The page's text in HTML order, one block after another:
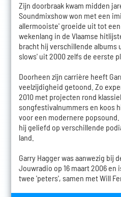
Zijn doorbraak kwam midden
Soundmixshow won met een
allermooiste' groeide uit tot
wekenlang in de Vlaamse
bracht hij verschillende albums
slows' uit 2000 zelfs de eerste
Doorheen zijn carrière heeft
veelzijdigheid getoond. Zo
2010 met projecten rond
songfestivalnummers en koos
voor een modernere
hij geliefd op verschillende
land.
Garry Hagger was aanwezig bij
Jouwradio op 16 maart 2006 en
twee 'peters', samen met Will